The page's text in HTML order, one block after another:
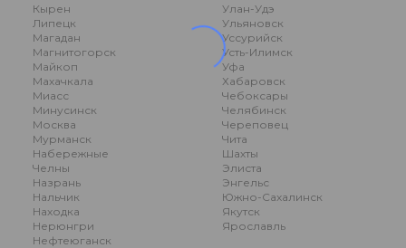
Кырен
Липецк
Магадан
Магнитогорск
Майкоп
Махачкала
Миасс
Минусинск
Москва
Мурманск
Набережные
Челны
Назрань
Нальчик
Находка
Нерюнгри
Нефтеюганск
Улан-Удэ
Ульяновск
Уссурийск
Усть-Илимск
Уфа
Хабаровск
Чебоксары
Челябинск
Череповец
Чита
Шахты
Элиста
Энгельс
Южно-Сахалинск
Якутск
Ярославль